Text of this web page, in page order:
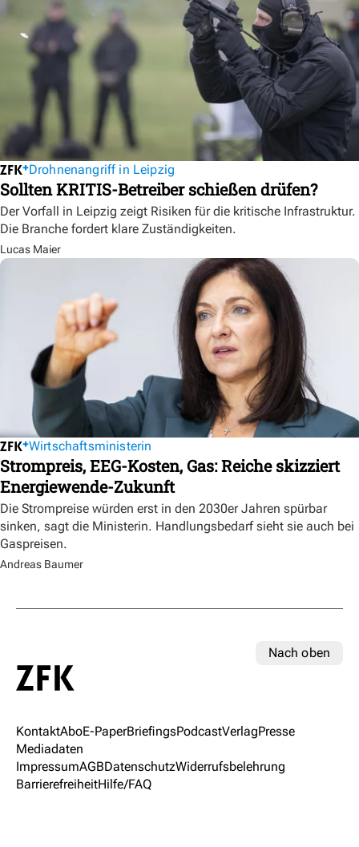
Drohnenangriff in Leipzig
Sollten KRITIS-Betreiber schießen drüfen?
Der Vorfall in Leipzig zeigt Risiken für die kritische Infrastruktur.
Die Branche fordert klare Zuständigkeiten.
Lucas Maier
Wirtschaftsministerin
Strompreis, EEG-Kosten, Gas: Reiche skizziert
Energiewende-Zukunft
Die Strompreise würden erst in den 2030er Jahren spürbar
sinken, sagt die Ministerin. Handlungsbedarf sieht sie auch bei
Gaspreisen.
Andreas Baumer
Nach oben
KontaktAboE-PaperBriefingsPodcastVerlagPresse
Mediadaten
ImpressumAGBDatenschutzWiderrufsbelehrung
BarrierefreiheitHilfe/FAQ